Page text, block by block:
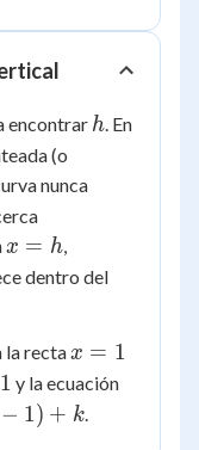
encontrar h
h. En
(o
nunca
x
=
x = h,
dentro del
la recta x
=
1
x = 1
1 y la ecuación
− 1) + k.